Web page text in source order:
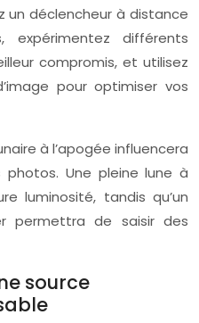
un déclencheur à distance
expérimentez différents
compromis, et utilisez
pour optimiser vos
à l’apogée influencera
photos. Une pleine lune à
luminosité, tandis qu’un
permettra de saisir des
source